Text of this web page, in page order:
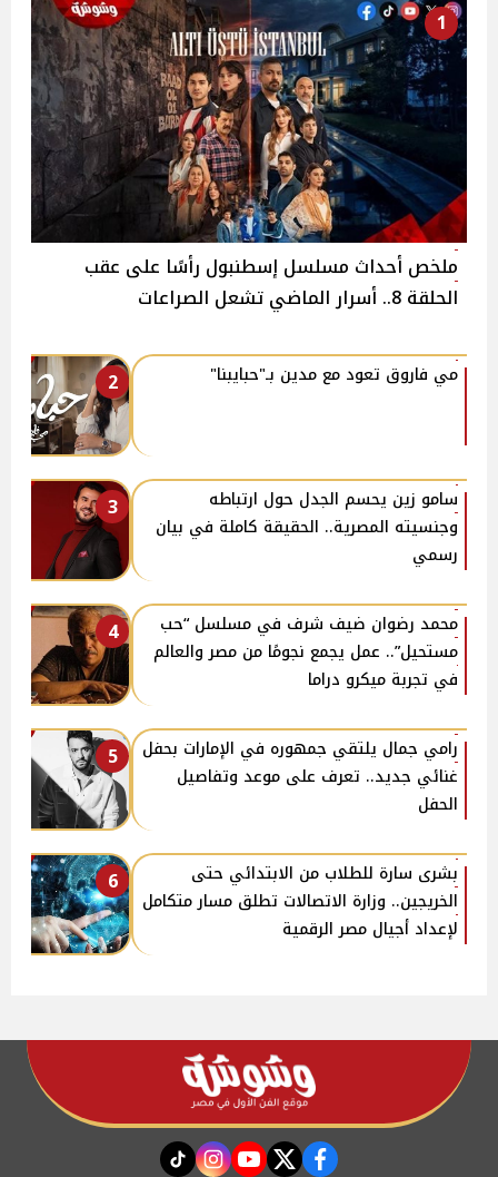
1
ملخص أحداث مسلسل إسطنبول رأسًا على عقب
الحلقة 8.. أسرار الماضي تشعل الصراعات
2 مي فاروق تعود مع مدين بـ"حبايبنا"
3
سامو زين يحسم الجدل حول ارتباطه
وجنسيته المصرية.. الحقيقة كاملة في بيان
رسمي
4
محمد رضوان ضيف شرف في مسلسل “حب
مستحيل”.. عمل يجمع نجومًا من مصر والعالم
في تجربة ميكرو دراما
5
رامي جمال يلتقي جمهوره في الإمارات بحفل
غنائي جديد.. تعرف على موعد وتفاصيل
الحفل
6
بشرى سارة للطلاب من الابتدائي حتى
الخريجين.. وزارة الاتصالات تطلق مسار متكامل
لإعداد أجيال مصر الرقمية
facebook
twitter
youtube
instagram
tiktok